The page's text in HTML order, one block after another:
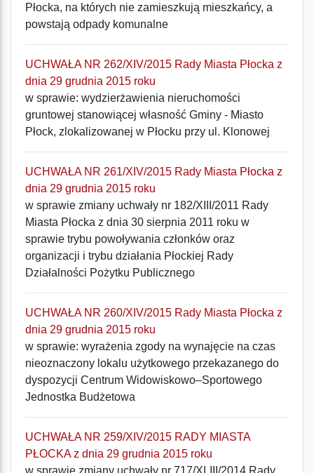
Płocka, na których nie zamieszkują mieszkańcy, a
powstają odpady komunalne
UCHWAŁA NR 262/XIV/2015 Rady Miasta Płocka z
dnia 29 grudnia 2015 roku
w sprawie: wydzierżawienia nieruchomości
gruntowej stanowiącej własność Gminy - Miasto
Płock, zlokalizowanej w Płocku przy ul. Klonowej
UCHWAŁA NR 261/XIV/2015 Rady Miasta Płocka z
dnia 29 grudnia 2015 roku
w sprawie zmiany uchwały nr 182/XIII/2011 Rady
Miasta Płocka z dnia 30 sierpnia 2011 roku w
sprawie trybu powoływania członków oraz
organizacji i trybu działania Płockiej Rady
Działalności Pożytku Publicznego
UCHWAŁA NR 260/XIV/2015 Rady Miasta Płocka z
dnia 29 grudnia 2015 roku
w sprawie: wyrażenia zgody na wynajęcie na czas
nieoznaczony lokalu użytkowego przekazanego do
dyspozycji Centrum Widowiskowo–Sportowego
Jednostka Budżetowa
UCHWAŁA NR 259/XIV/2015 RADY MIASTA
PŁOCKA z dnia 29 grudnia 2015 roku
w sprawie zmiany uchwały nr 717/XLIII/2014 Rady